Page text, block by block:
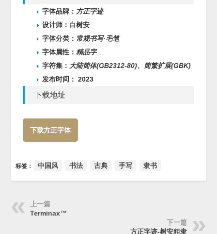
字体品牌： 方正字迹
设计师：白树安
字体分类： 常规书写·毛笔
字体属性：精品字
字符集： 大陆简体(GB2312-80)、
简繁扩展(GBK)
发布时间： 2023
下载地址
下载方正字体
标签： 中国风 书法 古典 手写 隶书
上一篇
Terminax™
下一篇
方正字迹-树安粗隶